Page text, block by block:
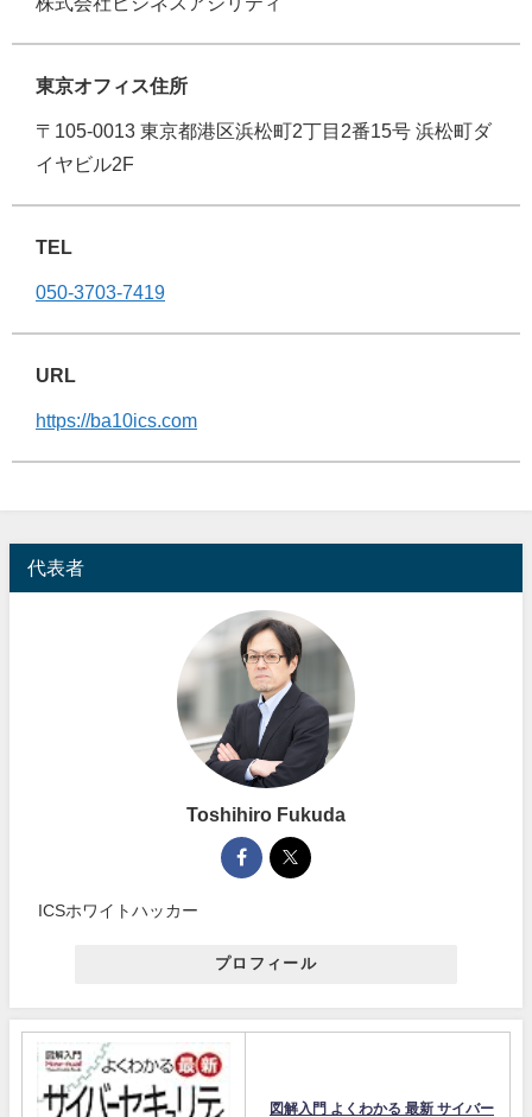
東京オフィス住所
〒105-0013 東京都港区浜松町2丁目2番15号 浜松町ダ
イヤビル2F
TEL
050-3703-7419
URL
https://ba10ics.com
代表者
Toshihiro Fukuda
ICSホワイトハッカー
プロフィール
図解入門 よくわかる 最新 サイバー